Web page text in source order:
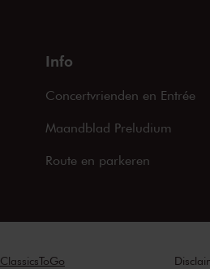
Info
Concertvrienden en Entrée
Maandblad Preludium
Route en parkeren
ClassicsToGo